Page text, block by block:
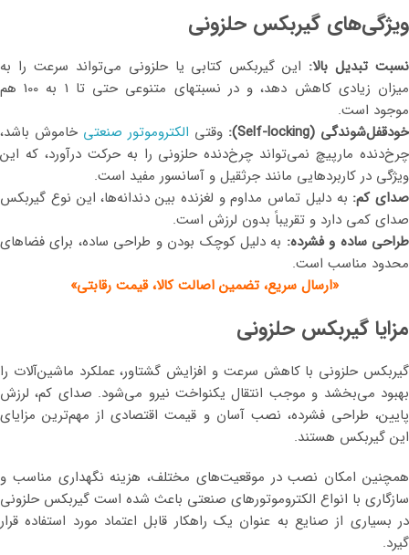
ویژگی‌های گیربکس حلزونی
نسبت تبدیل بالا: این گیربکس کتابی یا حلزونی می‌تواند سرعت را به
میزان زیادی کاهش دهد، و در نسبتهای متنوعی حتی تا 1 به 100 هم
موجود است.
خودقفل‌شوندگی (Self-locking):
وقتی الکتروموتور صنعتی خاموش باشد،
چرخ‌دنده مارپیچ نمی‌تواند چرخ‌دنده حلزونی را به حرکت درآورد، که این
ویژگی در کاربردهایی مانند جرثقیل و آسانسور مفید است.
صدای کم: به دلیل تماس مداوم و لغزنده بین دندانه‌ها، این نوع گیربکس
صدای کمی دارد و تقریباً بدون لرزش است.
طراحی ساده و فشرده: به دلیل کوچک بودن و طراحی ساده، برای فضاهای
محدود مناسب است.
«ارسال سریع، تضمین اصالت کالا، قیمت رقابتی»
مزایا گیربکس حلزونی
گیربکس حلزونی با کاهش سرعت و افزایش گشتاور، عملکرد ماشین‌آلات را
بهبود می‌بخشد و موجب انتقال یکنواخت نیرو می‌شود. صدای کم، لرزش
پایین، طراحی فشرده، نصب آسان و قیمت اقتصادی از مهم‌ترین مزایای
این گیربکس هستند.
همچنین امکان نصب در موقعیت‌های مختلف، هزینه نگهداری مناسب و
سازگاری با انواع الکتروموتورهای صنعتی باعث شده است گیربکس حلزونی
در بسیاری از صنایع به عنوان یک راهکار قابل اعتماد مورد استفاده قرار
گیرد.